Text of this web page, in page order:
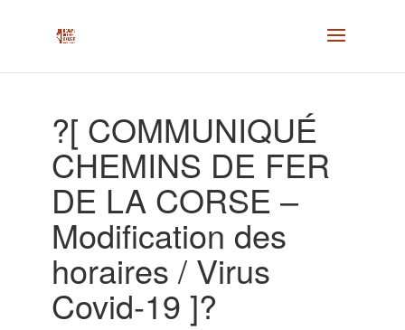
?[ COMMUNIQUÉ
CHEMINS DE FER
DE LA CORSE –
Modification des
horaires / Virus
Covid-19 ]?